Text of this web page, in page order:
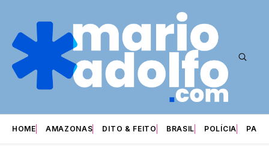
HOME AMAZONAS DITO & FEITO BRASIL POLÍCIA